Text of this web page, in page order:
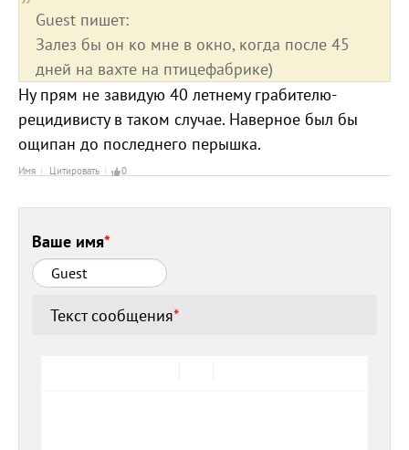
Guest пишет:
Залез бы он ко мне в окно, когда после 45
дней на вахте на птицефабрике)
Ну прям не завидую 40 летнему грабителю-
рецидивисту в таком случае. Наверное был бы
ощипан до последнего перышка.
Имя Цитировать 0
Ваше имя*
Текст сообщения*